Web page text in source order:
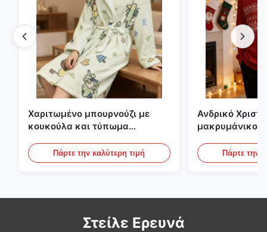
Χαριτωμένο μπουρνούζι με
κουκούλα και τύπωμα
βαφλέ φλιςΠάρτε την καλύτερη τιμή
Ανδρικό
μακρυμάνικο
Πάρτε την
Στείλε Ερευνά